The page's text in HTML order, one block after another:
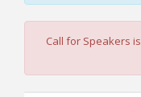
Call for Speakers is